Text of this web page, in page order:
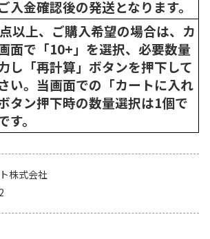
入金確認後の発送となります。
以上、ご購入希望の場合は、カ
面で「10+」を選択、必要数量
し「再計算」ボタンを押下して
い。当画面での「カートに入れ
タン押下時の数量選択は1個で
す。
株式会社